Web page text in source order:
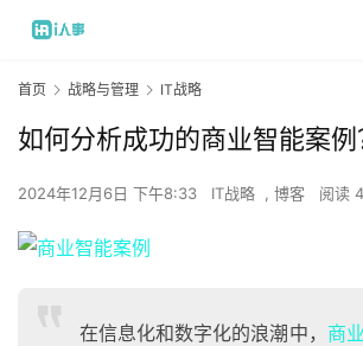
首页 战略与管理 IT战略
如何分析成功的商业智能案例
2024年12月6日 下午8:33 IT战略 , 博客 阅读
在信息化和数字化的浪潮中， 商